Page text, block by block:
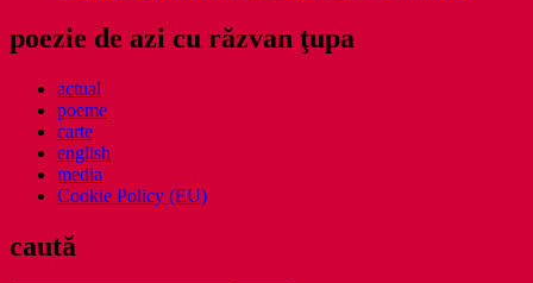
poezie de azi cu răzvan ţupa
actual
poeme
carte
english
media
Cookie Policy (EU)
caută